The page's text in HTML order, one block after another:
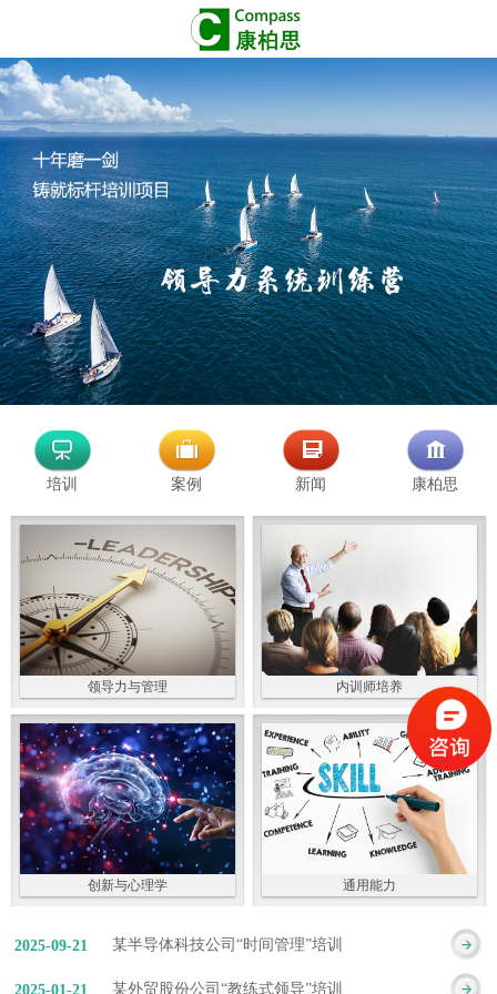
培训 案例 新闻 康柏思
领导力与管理 内训师培养
创新与心理学 通用能力
某半导体科技公司“时间管理”培训
2025-09-21
某外贸股份公司“教练式领导”培训
2025-01-21